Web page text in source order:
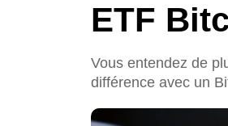
ETF
Vous entendez de
différence avec un